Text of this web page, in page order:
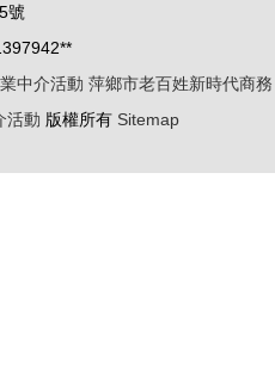
號
中介活動 萍鄉市老百姓新時代商務
活動 版權所有 Sitemap